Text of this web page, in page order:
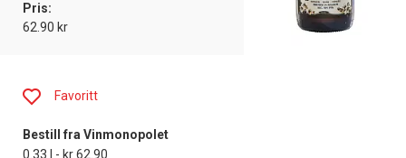
Pris:
62.90 kr
Favoritt
Bestill fra Vinmonopolet
0.33 l - kr 62.90